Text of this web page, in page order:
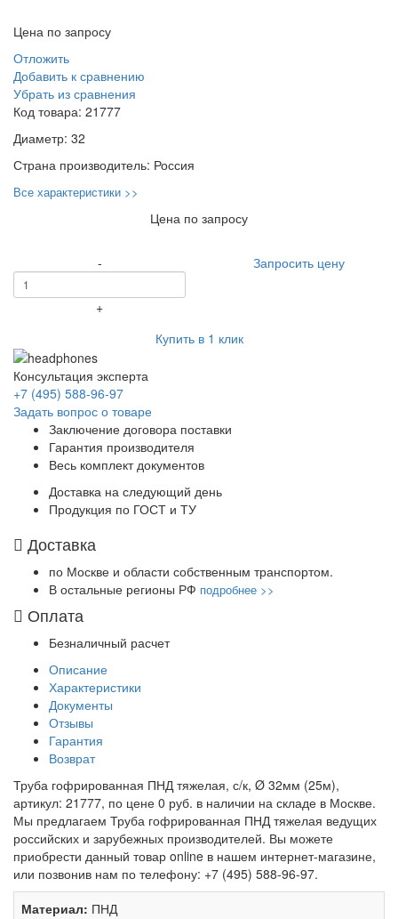
Цена по запросу
Отложить
Добавить к сравнению
Убрать из сравнения
Код товара: 21777
Диаметр: 32
Страна производитель: Россия
Все характеристики >>
Цена по запросу
-
+
Запросить цену
Купить в 1 клик
Консультация эксперта
+7 (495) 588-96-97
Задать вопрос о товаре
Заключение договора поставки
Гарантия производителя
Весь комплект документов
Доставка на следующий день
Продукция по ГОСТ и ТУ
Доставка
по Москве и области собственным транспортом.
В остальные регионы РФ подробнее >>
Оплата
Безналичный расчет
Описание
Характеристики
Документы
Отзывы
Гарантия
Возврат
Труба гофрированная ПНД тяжелая, с/к, Ø 32мм (25м),
артикул: 21777, по цене 0 руб. в наличии на складе в Москве.
Мы предлагаем Труба гофрированная ПНД тяжелая ведущих
российских и зарубежных производителей. Вы можете
приобрести данный товар online в нашем интернет-магазине,
или позвонив нам по телефону: +7 (495) 588-96-97.
Материал: ПНД